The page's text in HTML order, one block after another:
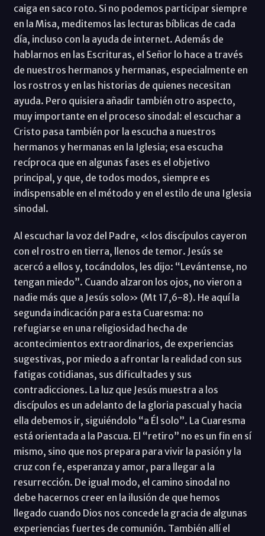
caiga en saco roto. Si no podemos participar siempre
en la Misa, meditemos las lecturas bíblicas de cada
día, incluso con la ayuda de internet. Además de
hablarnos en las Escrituras, el Señor lo hace a través
de nuestros hermanos y hermanas, especialmente en
los rostros y en las historias de quienes necesitan
ayuda. Pero quisiera añadir también otro aspecto,
muy importante en el proceso sinodal: el escuchar a
Cristo pasa también por la escucha a nuestros
hermanos y hermanas en la Iglesia; esa escucha
recíproca que en algunas fases es el objetivo
principal, y que, de todos modos, siempre es
indispensable en el método y en el estilo de una Iglesia
sinodal.
Al escuchar la voz del Padre, «los discípulos cayeron
con el rostro en tierra, llenos de temor. Jesús se
acercó a ellos y, tocándolos, les dijo: “Levántense, no
tengan miedo”. Cuando alzaron los ojos, no vieron a
nadie más que a Jesús solo» (Mt 17,6-8). He aquí la
segunda indicación para esta Cuaresma: no
refugiarse en una religiosidad hecha de
acontecimientos extraordinarios, de experiencias
sugestivas, por miedo a afrontar la realidad con sus
fatigas cotidianas, sus dificultades y sus
contradicciones. La luz que Jesús muestra a los
discípulos es un adelanto de la gloria pascual y hacia
ella debemos ir, siguiéndolo “a Él solo”. La Cuaresma
está orientada a la Pascua. El “retiro” no es un fin en sí
mismo, sino que nos prepara para vivir la pasión y la
cruz con fe, esperanza y amor, para llegar a la
resurrección. De igual modo, el camino sinodal no
debe hacernos creer en la ilusión de que hemos
llegado cuando Dios nos concede la gracia de algunas
experiencias fuertes de comunión. También allí el